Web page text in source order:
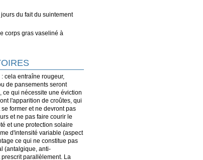
du fait du suintement
corps gras vaseliné à
cela entraîne rougeur,
de pansements seront
qui nécessite une éviction
l'apparition de croûtes, qui
former et ne devront pas
et ne pas faire courir le
et une protection solaire
d'intensité variable (aspect
ce qui ne constitue pas
(antalgique, anti-
parallèlement. La